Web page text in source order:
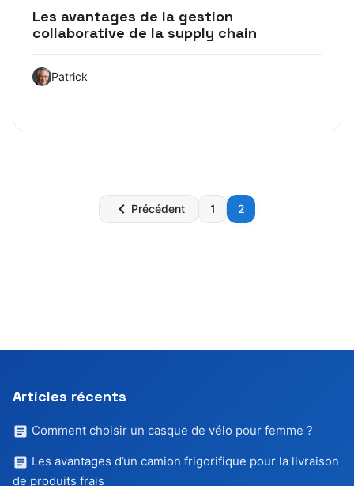
Les avantages de la gestion
collaborative de la supply chain
Patrick
Pagination
des
Précédent 1 2
Articles récents
Comment choisir un casque de vélo pour femme ?
Les avantages d’un camion frigorifique pour la livraison
de produits frais